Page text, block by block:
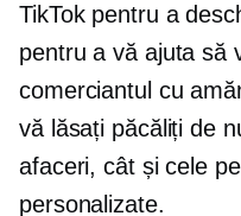
TikTok pentru a
pentru a vă ajuta să
comerciantul cu
vă lăsați păcăliți de
afaceri, cât și cele
personalizate.